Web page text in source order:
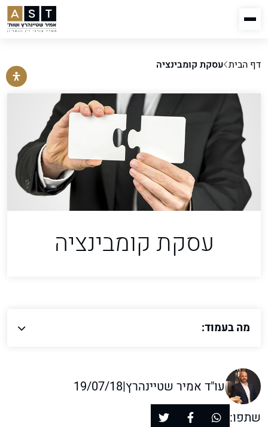
דף הבית עסקת קומבינציה
עסקת קומבינציה
מה בעמוד:
עו"ד אמיר שטיינהרץ|
19/07/18
שתפו: